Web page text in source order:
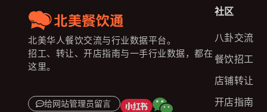
北美华人餐饮交流与行业数据平台。
招工、转让、开店指南与一手行业数据，都在
这里。
给网站管理员留言
社区
八卦交流
餐饮招工
店铺转让
开店指南